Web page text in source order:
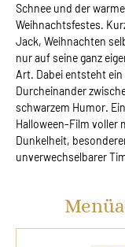
Schnee und der
Weihnachtsfestes.
Jack, Weihnachten
nur auf seine ganz
Art. Dabei entsteht
Durcheinander
schwarzem Humor.
Halloween-Film voller
Dunkelheit,
unverwechselbarer